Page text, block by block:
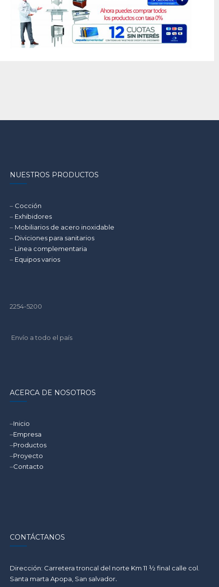
NUESTROS PRODUCTOS
– Cocción
– Exhibidores
– Mobiliarios de acero inoxidable
– Diviciones para sanitarios
– Linea complementaria
– Equipos varios
2254-5200
Envío a todo el país
ACERCA DE NOSOTROS
–Inicio
–Empresa
–Productos
–Proyecto
–Contacto
CONTÁCTANOS
Dirección: Carretera troncal del norte Km 11 ½ final calle col.
Santa marta Apopa, San salvador.